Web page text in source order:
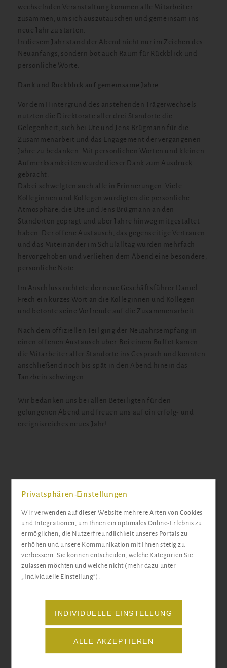
wechselnden Veranstaltung kommen alle Mitarbeiter
zusammen, um sich auszutauschen und gemeinsam ins
neue Jahr zu starten.
In diesem Jahr stand der Abend nicht nur im Zeichen des
Neuanfangs, sondern bot auch Raum für Rückblick und
persönliche Worte.
Dank und Rückblick auf gemeinsame Jahre
Vor dem Hintergrund des anstehenden Trägerwechsels
nutzten die Direktorate aller drei Standorte die
Gelegenheit, sich bei Ute und Jens Brügmann für die
Zusammenarbeit und das Engagement der vergangenen
Jahre zu bedanken. Mit persönlichen Worten und kleinen
Aufmerksamkeiten wurde dieser Dank zum Ausdruck
gebracht.
Dabei schwelgten auch alle in Erinnerungen: Viele
Kolleginnen und Kollegen würdigten die persönliche
Atmosphäre, die Ute und Jens Brügmann an den
Standorten geprägt und über Jahre hinweg mitgestaltet
haben. Der offene Austausch, das gegenseitige Vertrauen
und das Miteinander im Schulalltag wurden mehrfach
hervorgehoben und verliehen dem Abend eine besondere,
persönliche Note.
Im Anschluss richtete der neue Geschäftsführer Daniel
Frech ein kurzes Wort an die Kolleginnen und Kollegen
und betonte seine Vorfreude auf die Zusammenarbeit.
Nach dem offiziellen Teil ging der Neujahrsempfang in
einen offenen Austausch über. Bei einem Buffet kamen
die Mitarbeiter aller Standorte ins Gespräch und konnten
anschließend noch bis spät in den Abend hinein das
Tanzbein schwingen.
Wir bedanken uns bei allen Beteiligten für den
gelungenen Abend und freuen uns auf ein erfolg- und
ereignisreiches neues Jahr!
Aufnahmeantrag
Privatsphären-Einstellungen
Wir verwenden auf dieser Website mehrere Arten von Cookies
und Integrationen, um Ihnen ein optimales Online-Erlebnis zu
ermöglichen, die Nutzerfreundlichkeit unseres Portals zu
erhöhen und unsere Kommunikation mit Ihnen stetig zu
verbessern. Sie können entscheiden, welche Kategorien Sie
zulassen möchten und welche nicht (mehr dazu unter
„Individuelle Einstellung“).
INDIVIDUELLE EINSTELLUNG
ALLE AKZEPTIEREN